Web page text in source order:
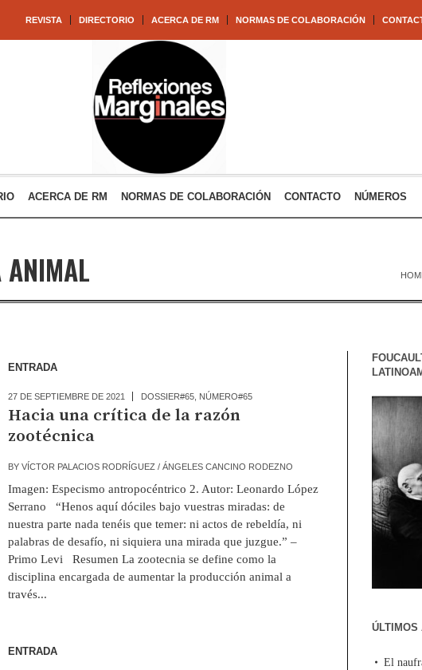
REVISTA DIRECTORIO ACERCA DE RM NORMAS DE COLABORACIÓN
ACERCA DE RM NORMAS DE COLABORACIÓN CONTACTO NÚMEROS
ANIMAL
ENTRADA
27 DE SEPTIEMBRE DE 2021 DOSSIER#65, NÚMERO#65
Hacia una crítica de la razón
zootécnica
BY VÍCTOR PALACIOS RODRÍGUEZ / ÁNGELES CANCINO RODEZNO
Imagen: Especismo antropocéntrico 2. Autor: Leonardo López
Serrano “Henos aquí dóciles bajo vuestras miradas: de
nuestra parte nada tenéis que temer: ni actos de rebeldía, ni
palabras de desafío, ni siquiera una mirada que juzgue.” –
Primo Levi Resumen La zootecnia se define como la
disciplina encargada de aumentar la producción animal a
través...
ENTRADA
ÚLTIMOS
El